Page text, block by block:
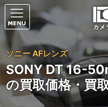
ソニー AFレンズ
SONY DT 16-
の買取価格・買